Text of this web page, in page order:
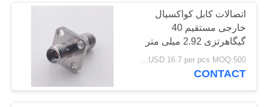
اتصالات کابل کواکسیال
خارجی مستقیم 40
گیگاهرتزی 2.92 میلی متر
آداپتور زن به زن 4 سوراخ
فلنج
USD 16.7 per pcs MOQ:500 قطعه
CONTACT